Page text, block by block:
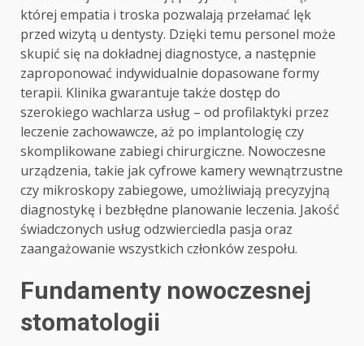
której empatia i troska pozwalają przełamać lęk
przed wizytą u dentysty. Dzięki temu personel może
skupić się na dokładnej diagnostyce, a następnie
zaproponować indywidualnie dopasowane formy
terapii. Klinika gwarantuje także dostęp do
szerokiego wachlarza usług – od profilaktyki przez
leczenie zachowawcze, aż po implantologię czy
skomplikowane zabiegi chirurgiczne. Nowoczesne
urządzenia, takie jak cyfrowe kamery wewnątrzustne
czy mikroskopy zabiegowe, umożliwiają precyzyjną
diagnostykę i bezbłędne planowanie leczenia. Jakość
świadczonych usług odzwierciedla pasja oraz
zaangażowanie wszystkich członków zespołu.
Fundamenty nowoczesnej
stomatologii